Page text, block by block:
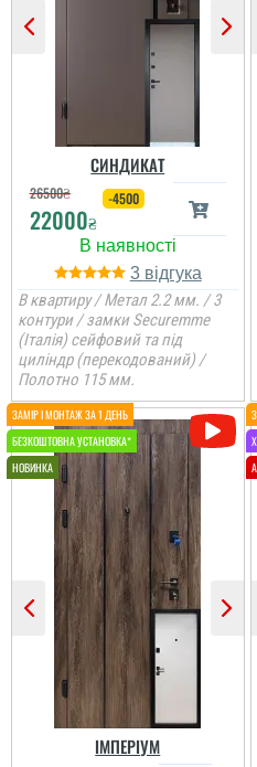
СИНДИКАТ
26500₴
22000₴
-4500
3
В квартиру / Метал 2.2 мм. / 3
контури / замки Securemme
(Італія) сейфовий та під
циліндр (перекодований) /
Полотно 115 мм.
ІМПЕРІУМ